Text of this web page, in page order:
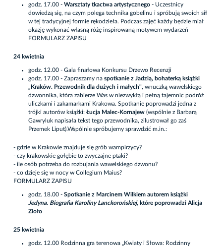
godz. 17.00 - Warsztaty tkactwa artystycznego - Uczestnicy
dowiedzą się, na czym polega technika gobelinu i spróbują swoich sił
w tej tradycyjnej formie rękodzieła. Podczas zajęć każdy będzie miał
okazję wykonać własną różę inspirowaną motywem wydarzeń
FORMULARZ ZAPISU
24 kwietnia
godz. 12.00 - Gala finałowa Konkursu Drzewo Recenzji
godz. 17.00 - Zapraszamy na spotkanie z Jadzią, bohaterką książki
„Kraków. Przewodnik dla dużych i małych", wnuczką wawelskiego
dzwonnika, która zabierze Was w niezwykłą i pełną tajemnic podróż
uliczkami i zakamarkami Krakowa. Spotkanie poprowadzi jedna z
trójki autorów książki: Łucja Malec-Kornajew (wspólnie z Barbarą
Gawryluk napisała tekst tego przewodnika, zilustrował go zaś
Przemek Liput).Wspólnie spróbujemy sprawdzić m.in.:
- gdzie w Krakowie znajduje się grób wampirzycy?
- czy krakowskie gołębie to zwyczajne ptaki?
- ile osób potrzeba do rozbujania wawelskiego dzwonu?
- co dzieje się w nocy w Collegium Maius?
FORMULARZ ZAPISU
godz. 18.00 - Spotkanie z Marcinem Wilkiem autorem książki
Jedyna. Biografia Karoliny Lanckorońskiej, które poprowadzi Alicja
Zioło
25 kwietnia
godz. 12.00 Rodzinna gra terenowa „Kwiaty i Słowa: Rodzinny